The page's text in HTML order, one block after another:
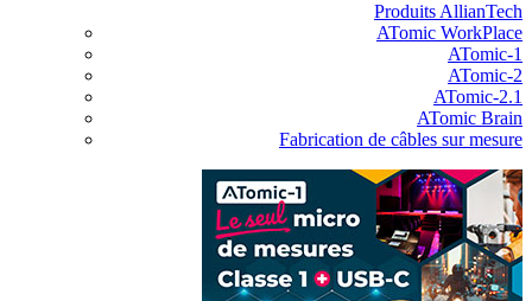
Produits AllianTech
ATomic WorkPlace
ATomic-1
ATomic-2
ATomic-2.1
ATomic Brain
Fabrication de câbles sur mesure